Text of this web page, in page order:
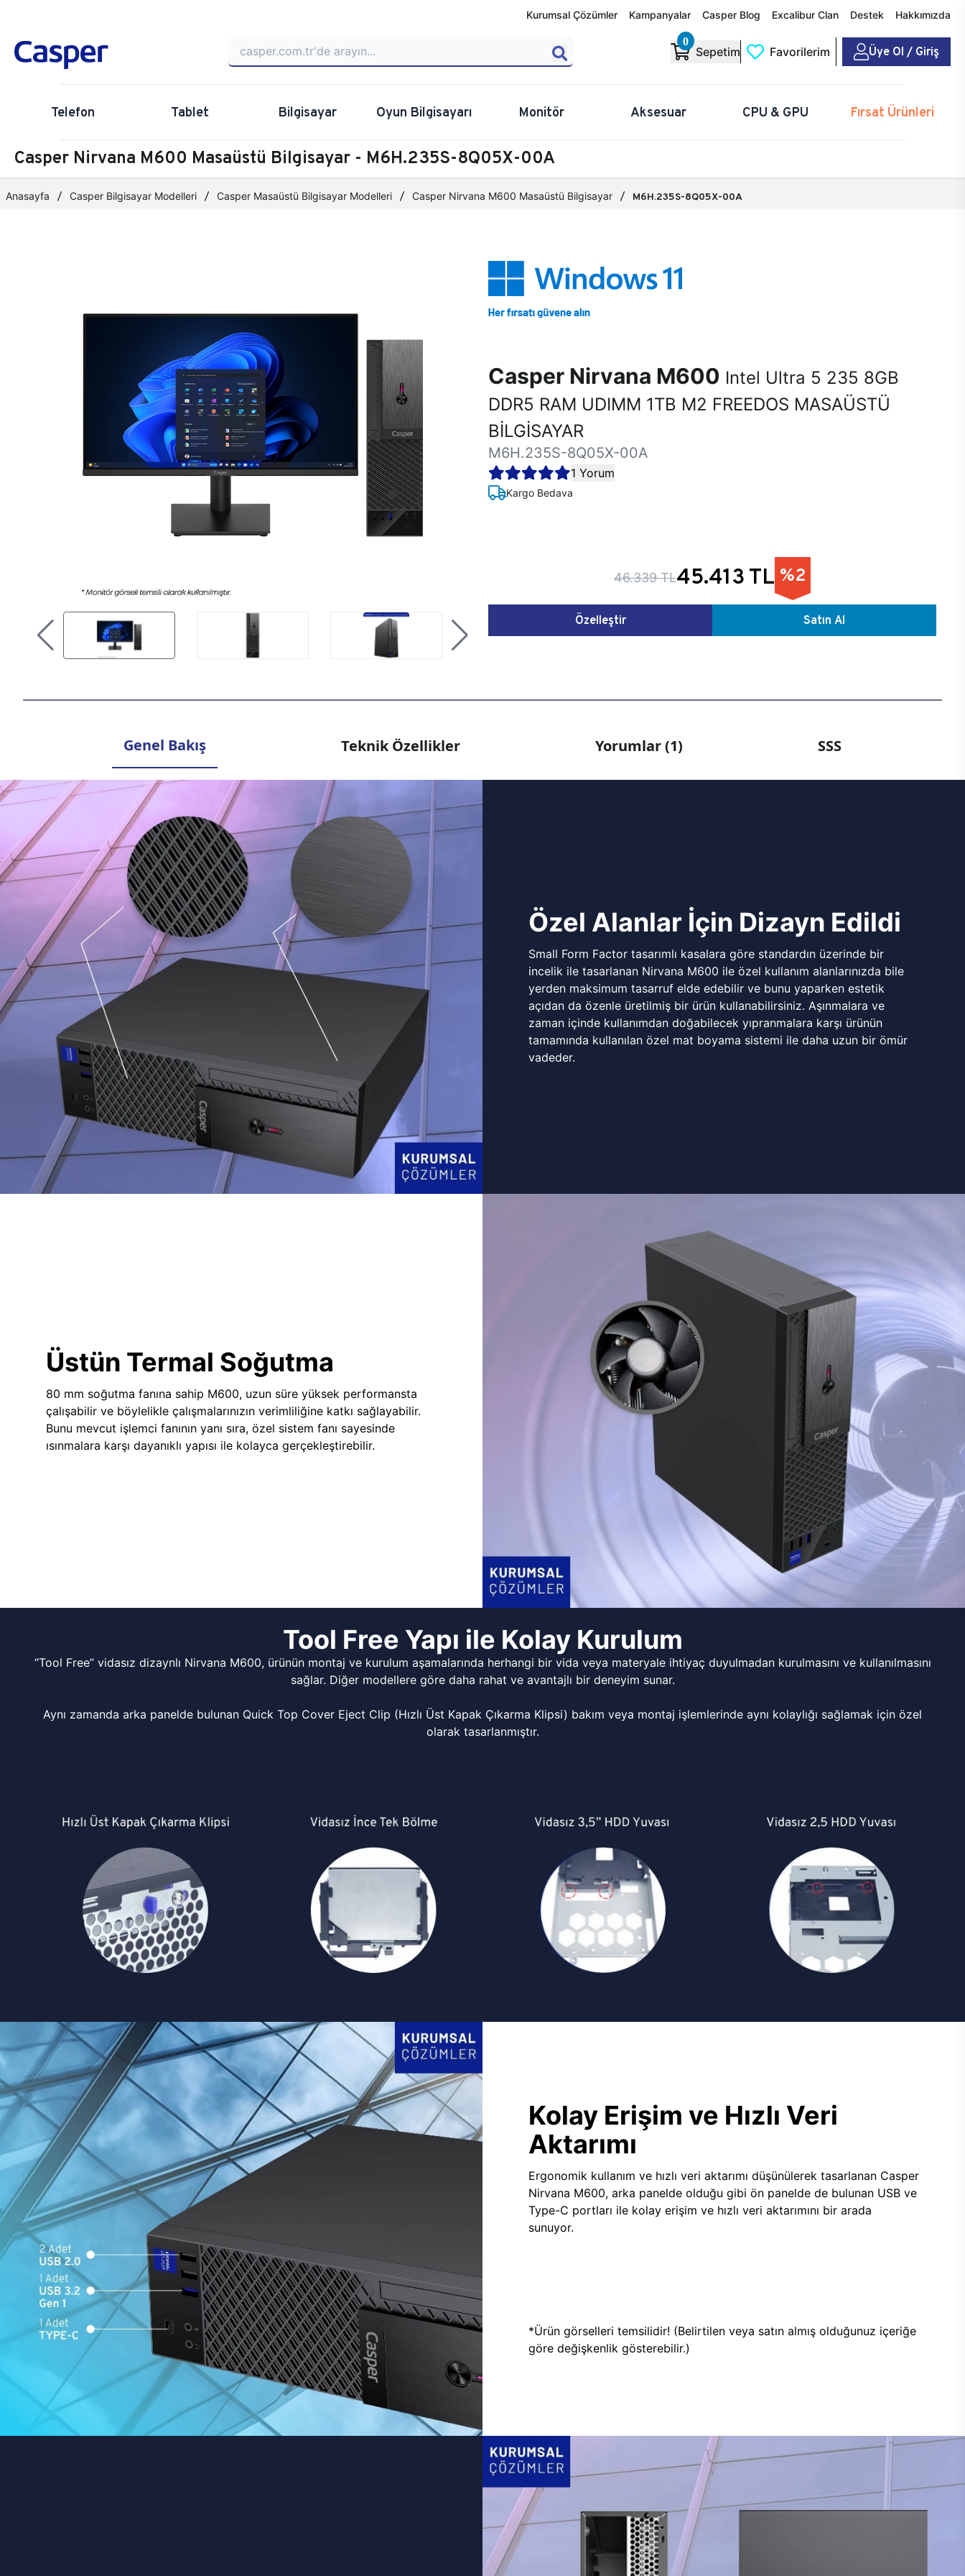
Kurumsal Çözümler Kampanyalar Casper Blog Excalibur Clan Destek Hakkımızda
0
Sepetim Favorilerim Üye Ol / Giriş
Telefon Tablet Bilgisayar Oyun Bilgisayarı Monitör Aksesuar CPU & GPU Fırsat Ürünleri
Casper Nirvana M600 Masaüstü Bilgisayar - M6H.235S-8Q05X-00A
Anasayfa Casper Bilgisayar Modelleri Casper Masaüstü Bilgisayar Modelleri Casper Nirvana M600 Masaüstü Bilgisayar M6H.235S-8Q05X-00A
Casper Nirvana M600 Intel Ultra 5 235 8GB
DDR5 RAM UDIMM 1TB M2 FREEDOS MASAÜSTÜ
BİLGİSAYAR
M6H.235S-8Q05X-00A
1 Yorum
Kargo Bedava
46.339 TL45.413 TL %2
Özelleştir Satın Al
Genel Bakış Teknik Özellikler Yorumlar (1) SSS
Özel Alanlar İçin Dizayn Edildi
Small Form Factor tasarımlı kasalara göre standardın üzerinde bir
incelik ile tasarlanan Nirvana M600 ile özel kullanım alanlarınızda bile
yerden maksimum tasarruf elde edebilir ve bunu yaparken estetik
açıdan da özenle üretilmiş bir ürün kullanabilirsiniz. Aşınmalara ve
zaman içinde kullanımdan doğabilecek yıpranmalara karşı ürünün
tamamında kullanılan özel mat boyama sistemi ile daha uzun bir ömür
vadeder.
Üstün Termal Soğutma
80 mm soğutma fanına sahip M600, uzun süre yüksek performansta
çalışabilir ve böylelikle çalışmalarınızın verimliliğine katkı sağlayabilir.
Bunu mevcut işlemci fanının yanı sıra, özel sistem fanı sayesinde
ısınmalara karşı dayanıklı yapısı ile kolayca gerçekleştirebilir.
Tool Free Yapı ile Kolay Kurulum
“Tool Free” vidasız dizaynlı Nirvana M600, ürünün montaj ve kurulum aşamalarında herhangi bir vida veya materyale ihtiyaç duyulmadan kurulmasını ve kullanılmasını
sağlar. Diğer modellere göre daha rahat ve avantajlı bir deneyim sunar.
Aynı zamanda arka panelde bulunan Quick Top Cover Eject Clip (Hızlı Üst Kapak Çıkarma Klipsi) bakım veya montaj işlemlerinde aynı kolaylığı sağlamak için özel
olarak tasarlanmıştır.
Kolay Erişim ve Hızlı Veri
Aktarımı
Ergonomik kullanım ve hızlı veri aktarımı düşünülerek tasarlanan Casper
Nirvana M600, arka panelde olduğu gibi ön panelde de bulunan USB ve
Type-C portları ile kolay erişim ve hızlı veri aktarımını bir arada
sunuyor.
*Ürün görselleri temsilidir! (Belirtilen veya satın almış olduğunuz içeriğe
göre değişkenlik gösterebilir.)